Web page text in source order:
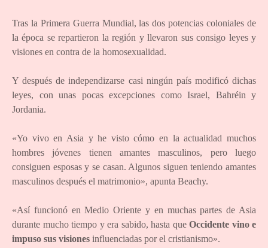
Tras la Primera Guerra Mundial, las dos potencias coloniales de
la época se repartieron la región y llevaron sus consigo leyes y
visiones en contra de la homosexualidad.
Y después de independizarse casi ningún país modificó dichas
leyes, con unas pocas excepciones como Israel, Bahréin y
Jordania.
«Yo vivo en Asia y he visto cómo en la actualidad muchos
hombres jóvenes tienen amantes masculinos, pero luego
consiguen esposas y se casan. Algunos siguen teniendo amantes
masculinos después el matrimonio», apunta Beachy.
«Así funcionó en Medio Oriente y en muchas partes de Asia
durante mucho tiempo y era sabido, hasta que Occidente vino e
impuso sus visiones influenciadas por el cristianismo».